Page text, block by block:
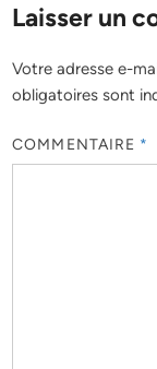
Laisser un
Votre adresse e-
obligatoires sont
COMMENTAIRE *